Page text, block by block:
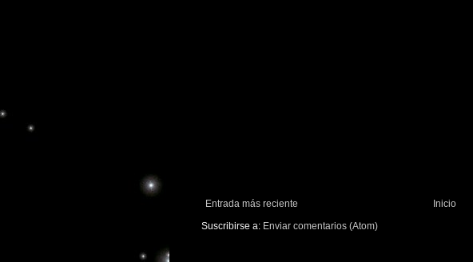
Entrada más reciente
Inicio
Suscribirse a: Enviar comentarios (Atom)